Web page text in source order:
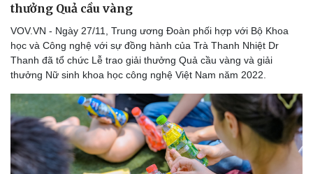
Cây thuốc
Nhi khoa
Nam khoa
Làm đẹp - giảm cân
Phòng mạch online
Ăn sạch sống khỏe
thưởng Quả cầu vàng
VOV.VN - Ngày 27/11, Trung ương Đoàn phối hợp với Bộ Khoa
học và Công nghệ với sự đồng hành của Trà Thanh Nhiệt Dr
Thanh đã tổ chức Lễ trao giải thưởng Quả cầu vàng và giải
thưởng Nữ sinh khoa học công nghệ Việt Nam năm 2022.